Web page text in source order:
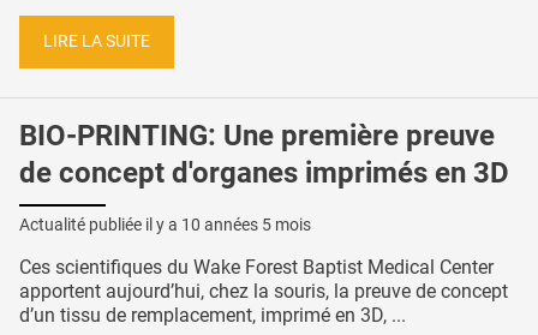
LIRE LA SUITE
BIO-PRINTING: Une première preuve
de concept d'organes imprimés en 3D
Actualité publiée il y a 10 années 5 mois
Ces scientifiques du Wake Forest Baptist Medical Center
apportent aujourd’hui, chez la souris, la preuve de concept
d’un tissu de remplacement, imprimé en 3D, ...